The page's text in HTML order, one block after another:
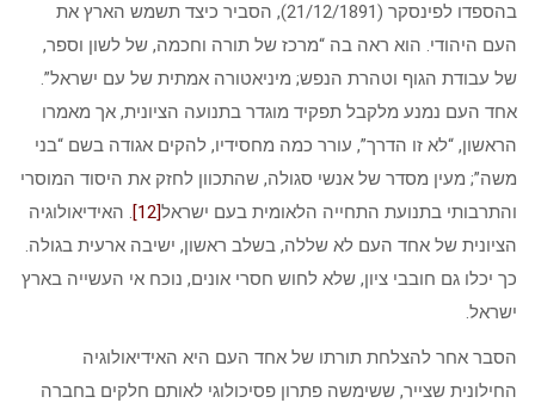
בהספדו לפינסקר (21/12/1891), הסביר כיצד תשמש הארץ את
העם היהודי. הוא ראה בה “מרכז של תורה וחכמה, של לשון וספר,
של עבודת הגוף וטהרת הנפש; מיניאטורה אמתית של עם ישראל”.
אחד העם נמנע מלקבל תפקיד מוגדר בתנועה הציונית, אך מאמרו
הראשון, “לא זו הדרך”, עורר כמה מחסידיו, להקים אגודה בשם “בני
משה”; מעין מסדר של אנשי סגולה, שהתכוון לחזק את היסוד המוסרי
והתרבותי בתנועת התחייה הלאומית בעם ישראל[12]
. האידיאולוגיה
הציונית של אחד העם לא שללה, בשלב ראשון, ישיבה ארעית בגולה.
כך יכלו גם חובבי ציון, שלא לחוש חסרי אונים, נוכח אי העשייה בארץ
ישראל.
הסבר אחר להצלחת תורתו של אחד העם היא האידיאולוגיה
החילונית שצייר, ששימשה פתרון פסיכולוגי לאותם חלקים בחברה